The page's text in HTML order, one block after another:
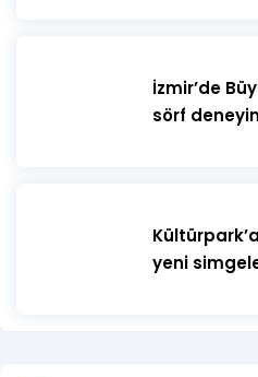
İzmir’de
sörf
yeni